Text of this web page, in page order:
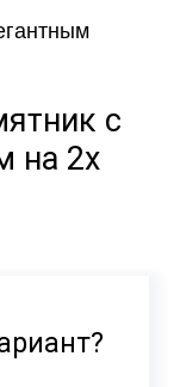
с
на 2х